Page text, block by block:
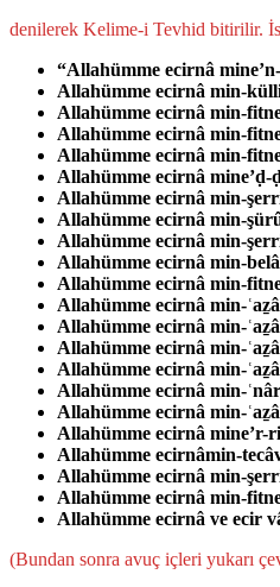
denilerek Kelime-i Tev­hid bi­ti­rilir.
“Allahümme ecirnâ
Allahümme ecirnâ min-
Allahümme ecirnâ min-
Allahümme ecirnâ min-
Allahümme ecirnâ min-
Allahümme ecirnâ mine’ḍ-
Allahümme ecirnâ min-
Allahümme ecirnâ min-
Allahümme ecirnâ min-
Allahümme ecirnâ min-
Allahümme ecirnâ min-
Allahümme ecirnâ min-
Allahümme ecirnâ min-
Allahümme ecirnâ min-
Allahümme ecirnâ min-
Allahümme ecirnâ min-
Allahümme ecirnâ min-
Allahümme ecirnâ mine’r-
Allahümme ecirnâmin-
Allahümme ecirnâ min-
Allahümme ecirnâ min-
Allahümme ecirnâ ve ecir
(Bundan son­ra avuç içleri yukarı